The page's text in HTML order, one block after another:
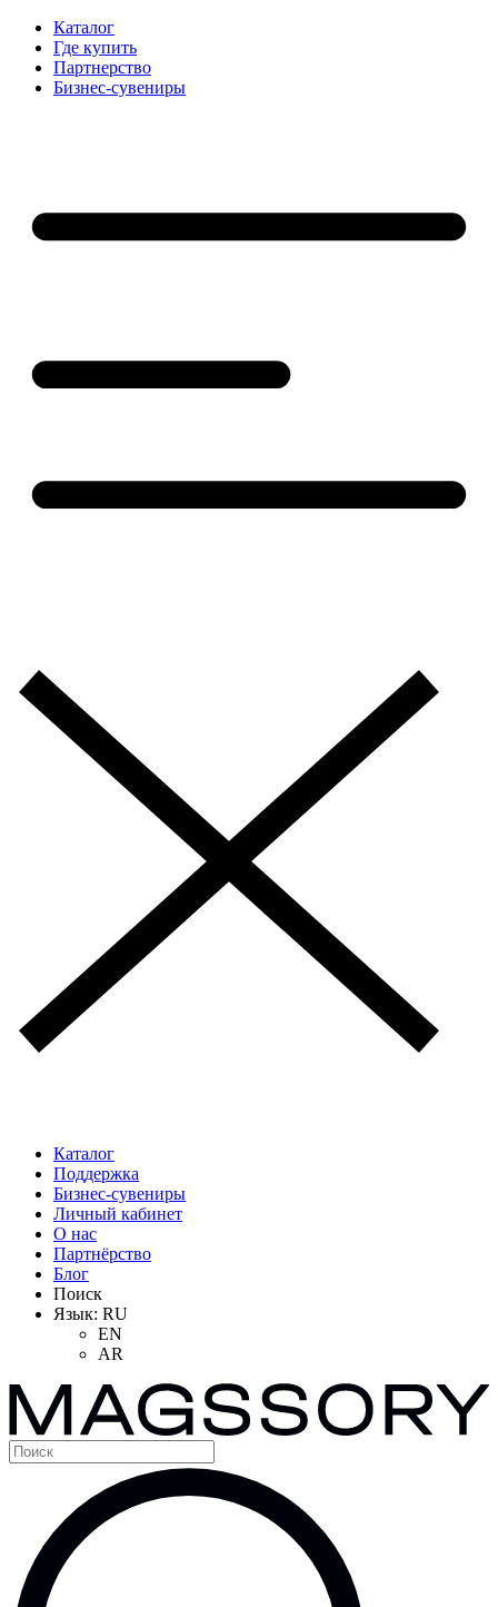
Каталог
Где купить
Партнерство
Бизнес-сувениры
Каталог
Поддержка
Бизнес-сувениры
Личный кабинет
О нас
Партнёрство
Блог
Поиск
Язык: RU
EN
AR